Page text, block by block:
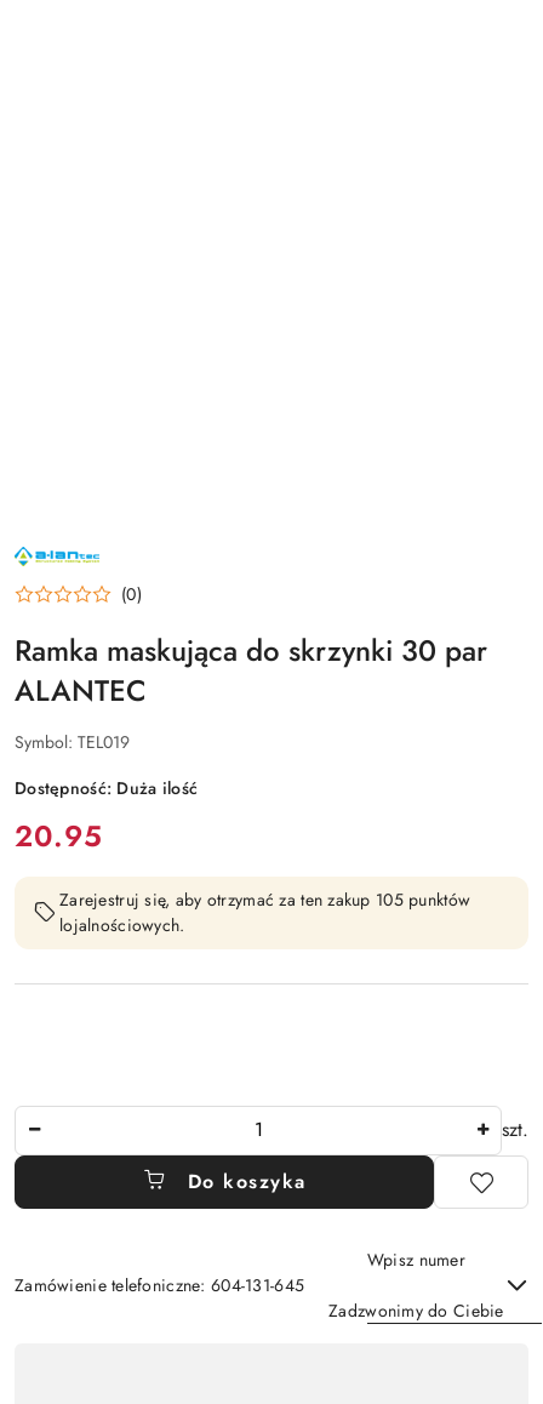
NAZWA
PRODUCENTA:
ALANTEC (0)
Ramka maskująca do skrzynki 30 par
ALANTEC
Symbol: TEL019
Dostępność: Duża ilość
cena:
20.95
Zarejestruj się, aby otrzymać za ten zakup 105 punktów
lojalnościowych.
szt.
Do koszyka
Zamówienie telefoniczne: 604-131-645
Wpisz numer
Zadzwonimy do Ciebie